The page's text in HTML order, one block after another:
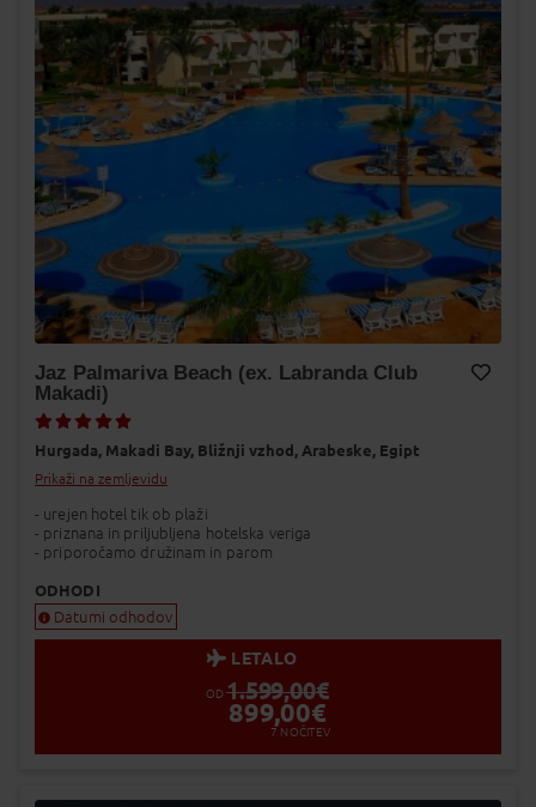
Jaz Palmariva Beach (ex. Labranda Club
Makadi)
Hurgada, Makadi Bay, Bližnji vzhod, Arabeske, Egipt
Prikaži na zemljevidu
- urejen hotel tik ob plaži
- priznana in priljubljena hotelska veriga
- priporočamo družinam in parom
ODHODI
Datumi odhodov
LETALO
OD1.599,00€
899,00€
7 NOČITEV